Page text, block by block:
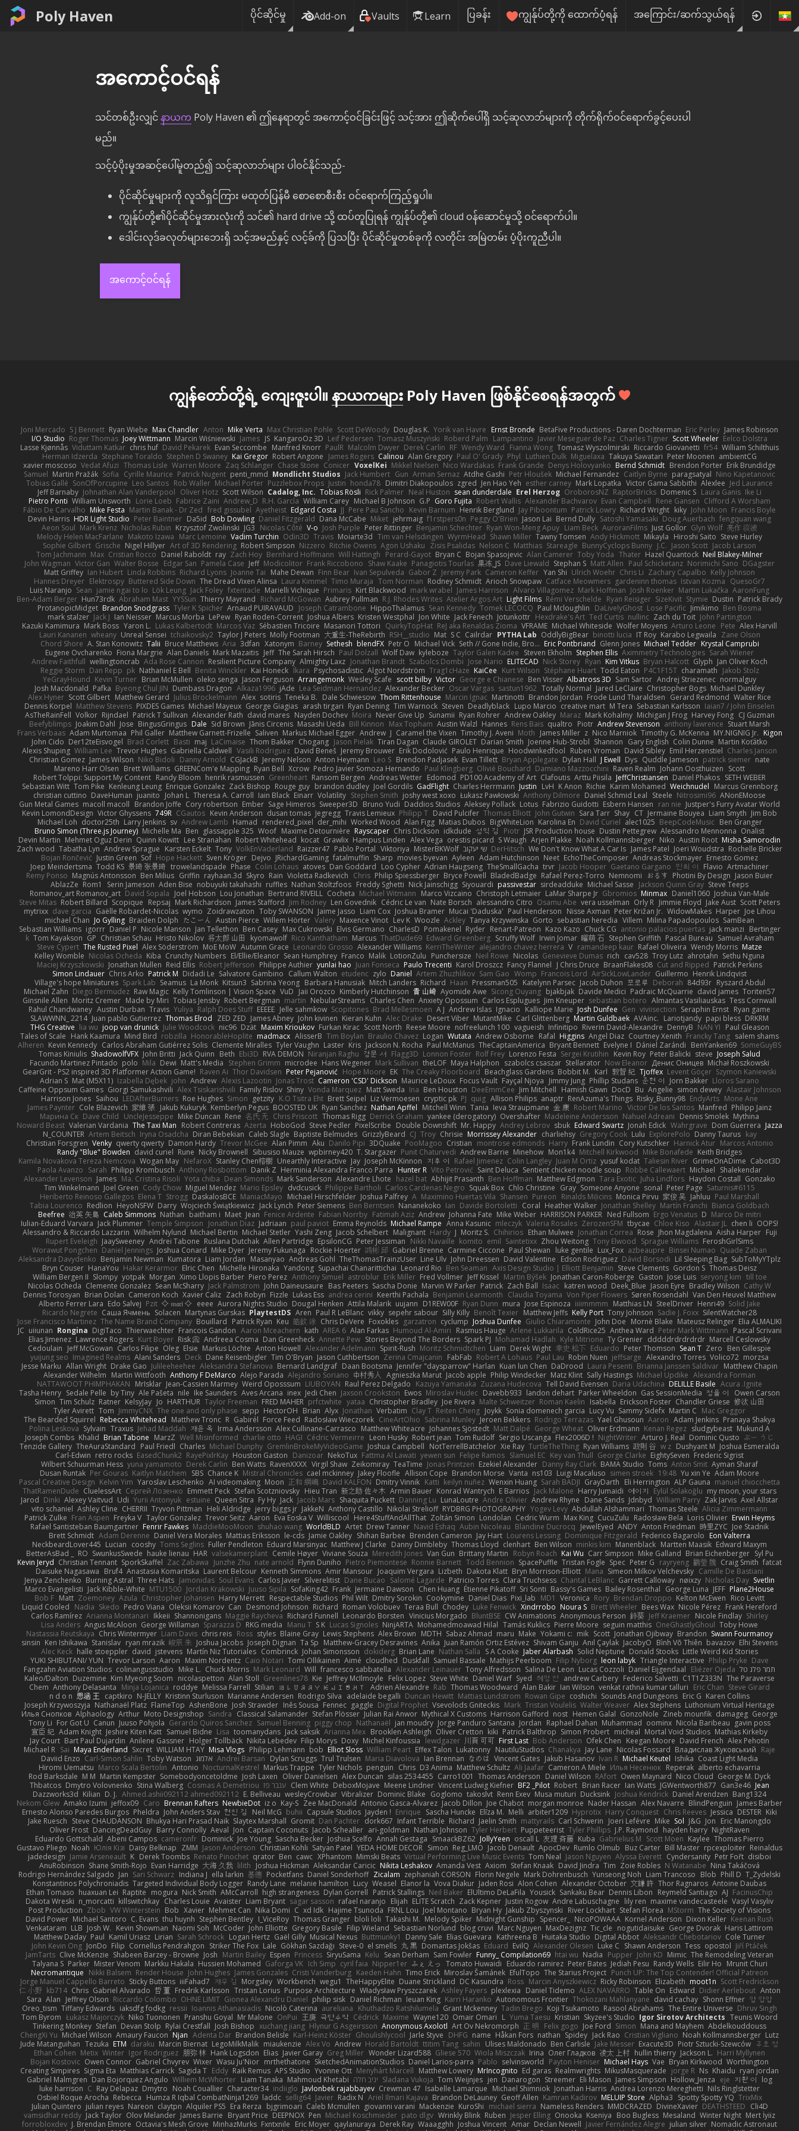
Poly Haven ပိုင်ဆိုင်မှု Add-on Vaults Learn ပြခန်း ကျွန်ုပ်တို့ကို ထောက်ပံ့ရန် အကြောင်း/ဆက်သွယ်ရန်
အကောင့်ဝင်ရန်
သင်တစ်ဦးလျှင်နာယက Poly Haven ၏ ဤနေရာတွင် အကောင့်ဝင်ခြင်းဖြင့် သင့်အား ဤဆိုက်ပေါ်ရှိ သင့်ဆုလာဘ်များကို တိုက်ရိုက်ဝင်ရောက်ခွင့်ပေးပါ
မည်။
သင့်ပံ့ပိုးမှုအဆင့်ပေါ်မူတည်၍ သင့်ဆုလာဘ်များ ပါဝင်နိုင်သည်-
ပိုင်ဆိုင်မှုများကို လူသိရှင်ကြား မထုတ်ပြန်မီ စောစောစီးစီး ဝင်ရောက်ကြည့်ရှုပါ။
ကျွန်ုပ်တို့၏ပိုင်ဆိုင်မှုအားလုံးကို သင်၏ hard drive သို့ ထပ်တူပြုရန် ကျွန်ုပ်တို့၏ cloud ဝန်ဆောင်မှုသို့ ဝင်ရောက်ပါ။
ဒေါင်းလုဒ်ခလုတ်များဘေးရှိ သင့်အမည်နှင့် လင့်ခ်ကို ပြသပြီး ပိုင်ဆိုင်မှုတစ်ခုကို လတိုင်း အမြဲတမ်း ပံ့ပိုးကူညီပါ။
အကောင့်ဝင်ရန်
ကျွန်တော်တို့ရဲ့ ကျေးဇူးပါ။ နာယကများPoly Haven ဖြစ်နိုင်စေရန်အတွက်
Joni Mercado S J Bennett Ryan Wiebe Max Chandler Anton Mike Verta Max Christian Pohle Scott DeWoody Douglas K. Yorik van Havre Ernst Bronde BetaFive Productions - Daren Dochterman Eric Perley James Robinson
I/O Studio Roger Thomas Joey Wittmann Marcin Wiśniewski James JS KangaroOz 3D Leif Pedersen Tomasz Muszyński Roberd Palm Lampantino Javier Meseguer de Paz Charles Tigner Scott Wheeler Eelco Dolstra
Lasse Kjønnås Viduttam Katkar chris huf David Pekarek Evan Seccombe Manfred Knorr PaulR Malcolm Dwyer Derek Carlin RF Wendy Ward Fianna Wong Tomasz Wyszolmirski Riccardo Giovanetti fr54 William Schilthuis
Herman Idzerda Stephane Toraldo Stephen D Swaney Kai Gregor Robert Angone James Rogers Calinou Alan Gregory Paul O' Grady Phyl Luthien Dulk Miguelaxa Takuya Sawatari Peter Moonen ambientCG
xavier moscoso Vedat Afuzi Thomas Lisle Warren Moore Zaq Schlanger Chase Stone Conicer VoxelKei Mikkel Nielsen Nico Wardakas Frank Grande Denys Holovyanko Bernd Schmidt Brendon Porter Erik Brundidge
Samuel Martin Pražák Sofia Cyrille Maurice Patrick Nugent penti_mmd Mondlicht Studios Jack Humbert Gun Arman Sernaz Atdhe Gashi Petr Hloušek Michael Fernandez Caitlyn Byrne paragsatyal Nino Kapetanovic
Tobias Gallé SonOfPorcupine Leo Santos Rob Waller Michael Porter Puzzlebox Props Justin honda78 Dimitri Diakopoulos zgred Jen Hao Yeh esther carney Mark Lopatka Victor Gama Sabbithi Alexlee Jed Laurance
Jeff Barnaby Johnathan Alan Vanderpool Oliver Hotz Scott Wilson Cadalog, Inc. Tobias Rösli Rick Palmer Neal Huston sean dunderdale Erel Herzog OroborosNZ RaptorBricks Domenic S Laura Ganis Ike Li
Pietro Ponti William Unsworth Lorie Loeb Fabrice Zaini Andrew_D R.H. García William Carey Michael B Johnson G.P Goro Fujita Robert Wallis Alexander Bachvarov Evan Campbell Rene Gansen Clifford A Worsham
Fábio De Carvalho Mike Festa Martin Banak - Dr Zed fred gissubel Ayetheist Edgard Costa JJ Pere Pau Sancho Kevin Barnum Henrik Berglund Jay Piboontum Patrick Lowry Richard Wright kiky John Moon Francis Boyle
Devin Harris HDR Light Studio Peter Baintner Da5id Bob Dowling Daniel Fitzgerald Dana McCabe Miket jehrmaig f1rstpers0n Peggy O'Brien Jason Lai Bernd Dully Satoshi Yamasaki Doug Auerbach fengquan wang
Aeon Soul Mark Krenz Nicholas Rubin Krzysztof Zwolinski JG3 Nicolas Côté V-o Josh Purple Peter Rittinger Benjamin Schechter Ryan Won-Meng Apuy Liam Beck AuroranFilms Just Gollor Glyn Wolf 亮作 淡波
Melody Helen MacFarlane Makoto Izawa Marc Lemoine Vadim Turchin Odin3D Travis Moiarte3d Tim van Helsdingen WyrmHead Shawn Miller Tawny Tomsen Andy Hickmott Mikayla Hiroshi Saito Steve Hurley
Sophie Gilbert Grische Nigel Hillyer Art of 3D Rendering Robert Simpson Nizzero Ritchie Owens Agon Ushaku Zisis Psalidas Nelson C Matthias Stareagle BunnyCyclops Bunny J.C. Jason Scott Jacob Larson
Tom Jachmann Max Cristian Rocco Daniel Raboldt ray Zach Hoy Bernhard Hoffmann Will Hattingh Perard-Gayot Bryan C Bojan Spasojevic Alan Camerer Toby Yoda Thater Hazel Quantock Neil Blakey-Milner
John Wagman Victor Gan Walter Bosse Edgar San Pamela Case Jeff Modicolitor Frank Riccobono Shaw Kaake Panagiotis Tourlas 果冻_JS Dave Liewald Stephan S Matt Allen Paul Schicketanz Norimichi Sano DGagster
Matt Griffey Ian Hubert Linda Robbins Richard Lyons Joanne Tai Mahe Dewan Finn Bear Ivan Sepulveda Gabor Z Jeremy Park Cameron Keffer Yan Shi Ulrich Woehr Chris Li Zachary Capalbo Kelly Johnson
Hannes Dreyer Elektrospy Buttered Side Down The Dread Vixen Alinsa Laura Kimmel Timo Muraja Tom Norman Rodney Schmidt Arioch Snowpaw Catface Meowmers gardeninn thomas Istvan Kozma QuesoGr7
Luis Naranjo Sean jamie ngai to lo Lök Leung Jack Foley fxtentacle Marielli Vichique Primaris Kirt Blackwood mark wrabel James Harrison Alvaro Villagomez Mark Hoffman Josh Roenker Martin Lukačka AaronFung
Ben-Adam Berger Hun73rdk Abraham Mast YYSSun Thierry Mayrand Richard McGowan Aubrey Pullman R.J. Rhodes Writes Atelier Argos Art Light Films Rémi Verschelde Ryan Reisiger SizeKivit Stymie Dustin Patrick Brady
ProtanopicMidget Brandon Snodgrass Tyler K Spicher Arnaud PUIRAVAUD Joseph Catrambone HippoThalamus Sean Kennedy Tomek LECOCQ Paul Mcloughlin DaLivelyGhost Lose Pacific Jimikimo Ben Bosma
mark stalzer Jack J Ian Neisser Marcus Morba LePew Ryan Roden-Corrent Joshua Albers Kristen Westphal Jon White Jack Fenech Jotunkottr Hexdrake's Art Ted Curtis nullinc Zach du Toit John Partington
Kazuki Kamimura Mark Boss Yaron L. Lukas Kalbertodt Marcos Vaz Sébastien Tricoire Masanori Tottori QuirkyTopHat ReJ aka Renaldas Zioma VFRAME Michael Whiteside Wolfer Moyens Arturo Leone Pete Alex Harvill
Lauri Kananen wheany Unreal Sensei tchaikovsky2 Taylor J Peters Molly Footman 大重生-TheRebirth RSH__studio Mat S C Cailrdar PYTHA Lab OddlyBigBear binotti lucia IT Roy Karabo Legwaila Zane Olson
Chord Shore A. Stan Konowitz Talii Bruce Matthews Aria 3dfan Xatonym Barney Sethesh blendFX Petr O Michael Vick Seth // Gone Indie, Bro... Eric Pontbriand Glenn Jones Michael Tedder Krystal Camprubi
Eugene Ovcharenko Fiona Margrie Alan Daniels Mark Mazaitis Jeff The Sarah Hirsch Paul Dolzall Wolf Daw kyleboze Taylor Galen Kadee Steven Ekholm Stephen Ellis Aximmetry Technologies Sarah Wiener
Andrew Faithfull wellingtoncrab Ada Rose Cannon Resilient Picture Company Almighty Laxz Jonathan Brandt Szabolcs Dombi Jose Nario ELITECAD Nick Storey Ryan Kim Vitkus Bryan Halcott Glyph Jan Oliver Koch
Reggie Storm Dan Repp pk Nathaniel E Bell Benita Winckler Kai Honeck Íkara Psychosadistic Algot Nordström Trag1cHaze KaiCee Kurt Wilson Stéphane Huart Todd Eaton P4C1F15T charamath Jakob Stolz
YeGrayHound Kevin Turner Brian McMullen oleko senga Jason Ferguson Arrangemonk Wesley Scafe scott bilby Victor George e Chianese Ben Visser Albatross 3D Sam Sartor Andrej Striezenec normalguy
Josh Macdonald Pafka Byeong Chul JIN Dumbass Dragon Alkaza1996 jAde Lea Seidman Hernandez Alexander Becker Oscar Vargas sastun1962 Totally Normal Jared LeClaire Christopher Bogs Michael Dunkley
Alex Hyner Scott Gilbert Matthew Gerard Julius Brockelmann Alex sotiris Teneka B. Dale Schwiesow Thom Rittenhouse Marcin Ignac Martinotti Brandon Jordan Frode Lund Tharaldsen Gerard Redmond Walter Rice
Dennis Korpel Matthew Stevens PIXDES Games Michael Mayeux George Giagias arash tirgari Ryan Dening Tim Warnock Steven Deadlyblack Lupo Marcio creative mart M Tera Sebastian Karlsson Iaian7 / John Einselen
AsTheRainFell Volkor Rijndael Patrick T Sullivan Alexander Rath david mares Nayden Dochev Moira Never Give Up Sunamii Ryan Rohrer Andrew Oakley Maraz Mark Kohalmy Michigan J Frog Harvey Fong CJ Guzman
Beefyblimps Joakim Dahl Jose BingusGringus Dale Sid Brown Jānis Circenis Masashi Ueda Bill Kinnon Max Topham Austin Walzl Hannes Rens Bais qualtro Piotr Andrew Stevenson anthony lawrence Stuart Marsh
Frans Verbaas Adam Murtomaa Phil Galler Matthew Garnett-Frizelle Saliven Markus Michael Egger Andrew J Caramel the Vixen Timothy J. Aveni Moth James Miller z Nico Marniok Timothy G. McKenna MY.NIGNIG Jr. Kigon
John Cido Der12teEisvogel Brad Corlett Basti maj LaCimaise Thom Bakker Chogang Jason Pielak Tiran Dagan Claude GIROLET Darian Smith Joenne Hub-Strobl Shannon Gary English Colin Dunne Martin Koťátko
Alexis Shuping William Lee Trevor Hughes Gabriella Caldwell Vasili Rodriguez David Beneš Jeremy Brouwer Erik Dodolović Paulo Henrique Hoodwinkedfool Ruben Vroman David Sibley Emil Herzenstiel Charles Janson
Christian Gomez James Wilson Niko Bidoli Danny Arnold CGJackB Jeremy Nelson Anton Heymann Leo S Brendon Padjasek Evan Tillett Bryan Applegate Dylan Hall J Ewell Dys Quddle Jameson patrick siemer nate
Mareno Harr Olsen Brett Williams GREENCom'e Mapping Ryan Bell Xcrow Pedro Javier Somoza Hernando Paul Klingberg Olivié Bouchard Damiano Mazzocchini Raven Realm Johann Oosthuizen Scott
Robert Tolppi: Support My Content Randy Bloom henrik rasmussen Greenheart Ransom Bergen Andreas Wetter Edomod PD100 Academy of Art Clafoutis Arttu Piisila JeffChristiansen Daniel Phakos SETH WEBER
Sebastian Witt Tom Pike Kenleung Leung Enrique Gonzalez Zack Bishop Rouge guy brandon dudley Joel Gordils GadFlight Charles Herrmann Justin LvH K Anon Richie Karim Mohamed Weichnudel Marcus Grennborg
christian cuttino DaveHuman juanito Johan L Theresa A. Carroll Iain Black Einarr Volatility Stephen Smith joshy west xoxo Łukasz Pawłowski Anthony Dilmore Daniel Schmid Leal Steele Nitrosimi96 ANonEMoose
Gun Metal Games macoll macoll Brandon Joffe Cory robertson Ember Sage Himeros Sweeper3D Bruno Yudi Daddios Studios Aleksey Pollack Lotus Fabrizio Guidotti Esbern Hansen ran nie Justper's Furry Avatar World
Kevin LomondDesign Victor Ghyssens 749R CGautos Kevin Anderson dusan tomas Jegregg Travis Lemieux Philipp T David Pulcifer Thomas Elliott John Gutwin Sara Tarr Shay CT Jermaine Bouyea Liam Smyth Jim Bob
Michael Loh doctor25th Larry Jenkins sv Andrew Lamb Hamad rendered_pixel der_mihi Worked Wood Alan Figg Matias Dubos BigWhiteLion Karolina En David Curiel alec1025 BeepCodeMusic Ben Granger
Bruno Simon (Three.js Journey) Michelle Ma Ben glassapple 325 Woof Maxime Detournière Rayscaper Chris Dickson idkdude 성익 김 Piotr JSR Production house Dustin Pettegrew Alessandro Mennonna Onalist
Devin Martin Mehmet Oguz Derin Quinn Kowitt Lee Stranahan Robert Whitehead kocat Grawlix Hampus Linden Alex Vega orestis picard S Waugh Arjen Plakke Noah Kollmannsberger Niko Austin Root Misha Samorodin
Zach wood Tabatha Lyn Andrew Sprague Karsten Eckelt Tony VolkEnVaderland Raizzer47 Pablo Portal Viktoriya MisterBKWolf שי יעקוב DerHitsch We Don't Know What A Car Is James Patel Joeri Woudstra Rochelle Bricker
Bojan Rončević Justin Green Sof Hope Hackett Sven Kröger Dejvo JRichardGaming fatalmuffin Sharp movies byevan Ayleen Adam Hutchinson Neet EchoTheComposer Andreas Stockmayer Ernesto Gomez
Joep Meindertsma Todd KS 景琦 张景琦 trowelandspade Phase Colin Lohaus atoves Dan Goddard Loo Cypher Adrian Haugseng TheSmallGacha trvr Jacob Hooper Gaetano Gargano 민희 이 Flavio Artmachiner
Remy Ponso Magnús Antonsson Ben Milius Griffin rayhaan.3d Skyro Rain Violetta Radkevich Chris Philip Spiessberger Bryce Powell BladedBadge Rafael Perez-Torro Nemnomi おるす Photini By Design Jason Buier
AblazZe Rom1 Serin Jameson Aden Bise nobuyuki takahashi ruffles Nathan Stoltzfoos Freddy Sghetti Nick Jainschigg Siyouardi passivestar sirdeadduke Michael Sasse Jackson Quinn Gray Steve Teeps
Romanov_art Romanov_art David Sopala Joel Hobson Lou Jonathan Bertrand RIVEILL Cocheta Michael Witmann Marco Vizcaino Christoph Letmaier LaMar Sharpe Jr Gbromios Minmax Daniel1060 Joshua Van-Male
Steve Mitas Robert Billard Scopique Repsaj Mark Richardson James Stafford Jim Rodney Len Govednik Cédric Le van Nate Borsch alessandro Citro Osamu Abe vera usselman Orly R Jimmie Floyd Jake Aust Scott Peters
mytrixx dave garcia Gaëlle Robardet-Nicolas wymo Zoidrawzaton Toby SWANSON Jaime Jasso Liam Cox Joshua Bramer Mucai 'Daduska' Paul Henderson Nisse Axman Peter Križan Jr. WidowMakes Harper Joe Lihou
michael Chan Jo Gylling Braiden Dolph たこーん Austin Pierce Willem Hörter Valery Maxence Vinot Lev K Woozle Ackley Tanya Krzywinska Gorto sebastian heredia Villem Milina Papadopoulos SamBean
Sebastian Williams igorrr Daniel P Nicole Manson Jan Tellethon Ben Casey Max Cukrowski Elvis Germano CharlesD Pomakenel Ryder Renart-Patreon Kazo Kazo Chuck CG antonio palacios puertas jack manzi Bertinger
k Tom Kayakson GP Christian Schau Hristo Nikolov 将太郎 山田 kyomawolf Rico Kanthatham Marcus ThatDude69 Edward Greenberg Scruffy Wolf Irwin Jomar 曜萌 石 Stephen Griffith Pascal Bureau Samuel Avraham
Steve Cypert The Rusted Pixel Alex Söderström MoE MoW Autumn Grace Leonardo Grosso Alexander Williams KerriTheWriter alejandro chavez herrera V ramandeep kaur Rafael Oliveira Wendy Morris Matze
Kelley Womble Nicolas Ocheda Kiba Crunchy Numbers El/Ellie/Eleanor Sean Humphrey Franco Malik LotionZulu Punchersize Neil Rowe Nicolas Genevieve Dumas rich cav528 Troy Lutz ahrotahn Sethu Nguna
Maciej Krzyszkowski Jonathan Mullen Reid Ellis Robert Jefferson Philippe Authier yunlai hao Juan Fonseca Paulo Trecenti Karol Droszcz Fancy Flannel J Chris Druce BraanFlakes08 Cut and Ripped Patrick Perkins
Simon Lindauer Chris Arko Patrick M Didadi Le Salvatore Gambino Callum Walton etudenc zylo Daniel Artem Zhuzhlikov Sam Gao Womp Francois Lord AirSickLowLander Guillermo Henrik Lindqvist
Village's hope Miniatures Spark Lab Seamus La Monk Kitsun3 Sabrina Yeong Barbara Hanusiak Mitch Landers Richard Haan Pressman505 Katelynn Parsec Jacob Duhon 포로루 Deborah 84d93r Ryszard Abdul
Michael Zahn Diego Bermudez Raw Magic Kelly Tomlinson | Vision Space VuD Jaii Orozco Kimberly Hutchinson 貴 山崎 Ayomide Awe Sicong Ouyang bjakbjak Davide Medici Padraic McQuarrie david james Toriten57
Ginsnile Allen Moritz Cremer Made by Miri Tobias Jensby Robert Bergman martin NebularStreams Charles Chen Anxiety Opossum Carlos Esplugues Jim Kneuper sebastian botero Almantas Vasiliauskas Tess Cornwall
Rahul Chandwaney Austin Durban Travis Yuliya Ralph Does Stuff EEEEE Jelle sahmkow Scopitones Brad Mellesmoen A J Andrew Islas Ignacio Kalliope Marie Josh Dunfee Gen viviisection Seraphin Ernst Ryan game
SLAWWNN_ 2214 Juan pablo Gutierrez Thomas Elrod ZED ZED James Abney John kivinen Kieran Kuhn Alec Drake Desert Viber MutantMike Carl Glittenberg Martin Guldbaek AVAinc. Lariotjandy papi bless DRKRM
THG Creative lia wu joop van drunick Julie Woodcock nic96 Dzät Maxim Krioukov Furkan Kirac Scott North Reese Moore nofreelunch 100 vagueish Infinitipo Riverin David-Alexandre DennyB NAN YI Paul Gleason
Tales of Scale Hank Kaamura Mind Bird robzilla HonorableHoplite madmacx AlisserB Tim Boylan Braulio Chavez Logan Wutata Andrew Osborne Rafal Higgins Angel Diaz Courtney Xenith Francky Tang salem shams
Alheren Kevin Kennedy Carlos Abraham Gutiérrez Solis Clemente Miralles Tyler Vaughn Laster Kris Jackson N. Rocha Paul McManus TheCaptainAmerica Bryant Bennett Evelyne I Dániel Zarándi BenYanken69 SomeGuyBS
Tomas Kiniulis ShadowolfVFX John Britti Jack Quinn Beth Ebi3D RVA DEMON Niranjan Raghu 경문 서 Flagg3D Lonnon Foster Rolf Frey Lorenzo Festa Sergei Krutihin Kevin Roy Peter Balicki steve Joseph Salud
Facundo Martinez Pintado polo Mila Dewi Matt's Media Stephen Grimm microdee Hans Wegener Mark Sullivan theLOF Maya Halphon szabolcs csaszar Stellarator Now Eleanor Денис Оницев Michał Roszkowski
GearGrit - PS2 inspired 3D Platformer Action Game! Raven Ai Thor Davidsen Peter Pejanović Hope Moore EK The Creaky Floorboard Beachglass Gardens Bobbit M. Karl 敦智 紀 Tjoffex Levent Göçer Szymon Kaniewski
Adrian S Mat (M5X11) Izabella Dębek john Andrew Alexis Lazootin Jonas Trost Cameron 'CSD' Dickson Maurice LeDoux Focus Vault Fayçal Njoya Jimmy Jung Phillip Studans 준현 이 Jorn Bakker Lloros Sarano
Caffeine Oppsum Games Giorgi Samukashvili Alex Tsiskarishvili Family Rislov Shiny Vonda Marquez Matt Sweda Ina Ben Houston DeeEmmCee Jim Mitchell Hamish Gawn DocD Bu Angelie simon dewey Alastair Johnson
Harrison Jones Saihou LEDAfterBurners Roe Hughes Simon getzity K.O Tsitra Eht Brett Seipel Liz Vermoesen cryptic pk PJ quig Allison Philips anaptr RenAzuma's Things Risky_Bunny98 EndyArts Mone Ane
James Paynter Cole Blazevich 家維 張 Jakub Kukuryk Kemberlyn Pegus BOOSTED UK Ryan Sanchez Nathan Apffel Mitchell Winn Tania Ieva Straupmane 金 康 Robert Marino Victor De los Santos Manfred Philipp Jainz
Марина Ск Dave Child UncleJesseppe Mike Duncan Rene 名氏 无 Chris Priscott Thomas Rigg Derrick Graham yankee (derogatory) Overshafter Madeleine Andersson Nahuel Adreani Dennis Smolek Mythina
Noward Beast Valerian Vardania The Taxi Man Robert Contreras Azerta HoboGod Steve Pedler PixelScribe Double Downshift Mr. Happy Andrey Lebrov sbuk Edward Swartz Jonah Edick Wahrgrave Dom Guerrera Jazza
N_COUNTER Artem Beitsch Iryna Osadcha Diran Bebekian Caleb Slagle Baptiste Belmudes GrizzlyBeard CJ Troy Chrisie Morrissey Alexander charliehsy Gregory Cook Lulu ExplorePolo Danny Taurus kay
Christian Forsgren Venky qwerty qwerty Damon Hardy Trevor McGee Alan Pimm Aku Danilo Pipi 3DQuake PooMagoo Cristian montrose edmonds Harry Frank Lundin Cory Kutschker Harnick Atur Marcos Antonio
Randy "Blue" Bowden david curiel Rune Nicky Brownell Sibusiso Mauze wpbirney420 T. Stargazer Punit Chaturvedi Andrew Barrie Minehow Mon1k4 Mitchell Kirkwood Mike Bonafede Keith Bridges
Kamila Novakova Tereza Nemcova Wogan May NefaroX Stanley Chen榕樹 Unearthly Interactive Jay Joseph McKinnon 지후 이 Rafael Jimenez Colin Langley Juan M Ortiz yusuf kodat Taliesin River GrimeOnADime Cabot3D
Paola Avanzo Sarah Philipp Krombusch Anthony Rosbottom Danik Z Herminia Alexandra Franco Parra Hunter R Vito Petrović Saint Deluca Sentient chicken noodle soup Robbe Callewaert Michael Shalekendar
Alexander Levenson James Ma. Cristina Risoli Yota chiba Dean Simonds Mark Sanderson Alexandre Lhote hazel bat Abhijit Prasanth Ben Hoffman Matthew Edgmon Tara Exotic Juha Lindfors Haydon Costall Gonzako
Tim Winkelmann Joel Green Cody Chow Miguel Mendez Mario Epsley dvdcusick Philippe Bartholi Carlos Cardenas Negro Squak Box Chlo Christine Gray Someone Anyone sonal Peter Page Saturnis#6115
Heriberto Reinoso Gallegos Elena T Strogg DaskalosBCE ManiacMayo Michael Hirschfelder Joshua Palfrey A Maximino Huertas Vila Shansen Pureon Rinalds Miļicins Monica Pirvu 家俊 吴 Jahluu Paul Marshall
Tabia Lourenco Redlion HeyoNSFW Darry Wojciech Świątkiewicz Jack Lynch Peter Siemens Ben Berntsen Nananekoko Ian Davide Bortoletti Coral Heather Walker Jonathan Shelley Martín Franchi Bianca Goldbach
Beefree 治英 矢島 Caleb Simmons Nathan baitham i Maet Jean Fenice Ardente Fabian Norrby Fatimah Aziz Andrew Johanna Fate Mike Weber HARRISON PARKER Ned Fullsom Ergo Venatus D Marco De mitri
Iulian-Eduard Varvara Jack Plummer Temple Simpson Jonathan Diaz Jadriaan paul paviot Emma Reynolds Michael Rampe Anna Kasunic mleczyk Valeria Rosales ZerozenSFM tbycae Chloe Kiso Alastair JL chen li OOPS!
Alessandro & Riccardo Lazzarin Wilhelm Nylund Michael Bertin Michael Stetler Yashi Zeng Jacob Schelbert Malignant Hardy J Moritz S. Chihirios Ethan Mulwee Jonathan Correa Rose Jhon Magdalena Aisha Harper Fuji
Rupert Eveleigh JaaySweeney Andrei Tabone Ruslana Dutchak Allen Partridge EpsilonCG Peter Jessiman Nikki Navaille komito emil Saintetixx Zhou Weitong Tony Elwood Sprague Williams FeroshGirlSims
Worawut Pongchen Daniel Jennings Joshua Conard Mike Dyer Jeremy Fukunaga Rockie Hoerter 鸿彬 邱 Gabriel Brenne Carmine Ciccone Paul Shewan luke gentile Lux_Fox azbeaupre Binsei Numao Quade Zaban
Aleksandra Davydenko Benjamin Newman Kumatora Liam Jordan Masanyao Andreas Gohl TheThomasTrainzUser Line Ulv John Dreessen David Valentine Edson Rodriguez Dávid Borsodi Lil Sleeping Bag SubToMyYTplz
Bryn Couser HanaYou Hakar Kerarmor Elric Chen Michelle Hironaka Yandong Supachai Chanarittichai Leonard Rio Ben Seaman Axis Design Studio | Elliott Benjamin Steve Clements Gordon S Thomas Deisz
William Bergen II Slompy yotpak Morgan Ximo Llopis Barber Piero Perez Anthony Simuel astroblur Erik Miller Fred Vollmer Jeff Kissel Martin Býšek Jonathan Caron-Roberge Gaston Jose Luis seryong kim till toe
Nicolas Ocheda Clemente Gonzalez Sean McSharry Jack Palmstrom John Daineusaure Bas Peeters Sascha Donie Marvin W Parker Patrick Zach Ball Isaac katren wood Deek_Blue Jason Eyre Bradley Wilson Cathy W
Dennis Torosyan Brian Dolan Cameron Koch Xavier Caliz Zach Robyn Fizzle Lukas Ess andrea cerini Keerthi Pachala Benjamin Learmonth Claudia Toyama Von Piper Flowers Søren Rosendahl Van Den Heuvel Matthew
Alberto Ferrer Lara Edo Salvej Pzit ✧ 𝔪𝔞𝔯𝔦 ✧ eeee Aurora Nights Studio Dougal Henken Attila Malarik uujann D1REW00F Ryan Dunn mura Jose Espinoza iiiimmmm Matthias LN SteelDriver Henri49 Solid Jake
Ricardo Negrete Саша Ячмень Solacen Martynas Gurskas PlaytestDS Aren Paul R LeBlanc vikky sepehr sabour Silly Killy Benoît Texier Matthew Jeffs Kelly Port Tony Johnson Sadie J. Foxx SilentWatcher28
Jose Francisco Martinez The Name Brand Company Bouillard Patrick Ryan Keu 皓欽 涂 Chris DeVere Foxokles garzatron cyclump Joshua Dunfee Giulio Chiaramonte John Doe Mornè Blake Mateusz Relinger Elia ALMALIKI
JC uiiunan Rongina DigiTaco Thierwaechter Francois Gandon Aaron Mceachern kath AREA 6 Alan Farkas Humoud Al-Amiri Rasmus Hauge Arlene Lukkarila ColdRice25 Anthea Ward Peter Mark Wittmann Pascal Scrivani
Elias Jimenez Lawrence Rogers Kurt Boyer Risk 📀 Andreea Cosma Dan Greenheck Annette Pew Stories Beyond The Borders Spark PJ Mohamad Hadlah Kyle Mitrione Ty Grenier dddddrdrdrdrdr Marcell Ceslowsky
Cedoulain Jeff McGowan Carlos Filipe Oleg Elsie Markus Löchte Anton Howell Alexander Adelmann Spirit-Rush Moritz Schmidtchen Liam Derek Wight 幸史 松下 Eduardo Peter Thomson Sean T Zero Ben Gillespie
yuijung seo Imagined Realms Alani Sanders Deck Dane Reisenbigler Tim O'Bryan Jason Cuthbertson Zerina Cmajcanin FabFab Robert A Lohaus Paul Lau Robin Nuen jeffsarge Alexandro Torres Volico72 morzsa
Jesse Marku Allan Wright Drake Gao Julileeheehee Aleksandra Stefanova Bernard Landgraf Daan Bootsma Jennifer "daysparrow" Harlan Kuan lun Chen DaDrood Laura Pesenti Brianna Janssen Saldivar Matthew Chapin
Alexander Wilhelm Martin Wittfooth Anthony F DeMarco Alejo Parada Alejandro Soriano 中村秀人 Agnieszka Marut Jacob apple Philip Windecker Matz Klint Sally Hastings Michael Updike Alexandra Forman
NATTAWOOT PHIMPHAKAN MrIsklar Jean-Cassien Marmey Weird Oposssum LIUBOYAN Raul Perez Delgado Kazuya Yamanaka Zuzana Hudecova Tell David Evensen Daria Udachina DELILLE Basile Acura .Ignite
Tasha Henry Sedale Pelle by Tiny Ale Pašeta nile Ike Saunders Aves Arcana inex Jedi Chen Jaxson Crookston Ewos Miroslav Hudec Davebb933 landon dehart Parker Wheeldon Gas SessionMedia 정율 이
Owen Carson
Simon Tim Schulz Ratner KelsyJay Jo HARTHUR Taylor Freeman FRED MAHER prfctwhite yataa Christopher Bradley Joe Rivera Malte Schweitzer Roman Kaelin Isabella Erickson Foster Chandler Griese 修汰 山田
Tyler Avirett Tom JimmyCNX The one and only phase sepp HectorOH Brian Alyx Jonathan Verbatim Clay T Reiten Cheng Joykk Sonia domenech garcia Lucy Vu Sammy Sidefx Martin C Mac Greggor
The Bearded Squirrel Rebecca Whitehead Matthew Tronc R Gabirél Force Feed Radosław Wieczorek CineArtOhio Sabrina Munley Jeroen Bekkers Rodrigo Terrazas Yael Ghusoun Aaron Adam Jenkins Pranaya Shakya
Polina Leskova Sylvain Traxus Jehad Maddah 재윤 옥 Irma Andersson Alex Cullinane-Carrasco Matthew Whiteacre Johannes Sjöstedt Matt Dalpé George Wheat Oliver Erdmann Kenan Regez sludgybeast Mukund A
Joseph Combs Khalid Brian Tabone MarzZ Well Misinformed charlie otto HAGI Cédric Vermeirre Leon Husky Robert jean Tom Rudolf Sergio Uscanga Flex2006D ! NightWriter Arturo J. Real Dominic Qusto ぶー うじ
Tenzide Gallery TheAuraStandard Paul Friedl Charles Michael Dunphy GremlinBrokeMyVideoGame Joshua Campbell NotTerrellBatchelor Xie Ray TurtleTheThing Ryan Williams 政則 谷 w z Dushyant M Joshua Esmeralda
Carl-Edwin retro rocks EasedChunk2 RayePixlrKay Houston Gaston Danizoar NekoTux Fattma Al Lawati yewen sun Felipe Ramos Slamuel EC Key van Thull George Clarke EightySeven Frederic Sigrist
Wilbert Schuurman Hess yuna yamamoto Derek Carlin Ben Watts RavenXXXX Virgil Shaw Zeikomiray TeaTime Jonas Printzen Ezekiel Alexander Danny Ray Clark BAMA Studio Toms Anton Smit Ayman Sharaf
Dusan Runtak Per Gouras Kaitlyn Matchem SBS Chance K Mistral Chronicles cael mckinney Jakey Floofle Allison Cope Brandon Morse Vanta ns103 Luigi Macaluso simen stroek 19:48 Yu xin Ye Adam Moore
Pascal Creative Design Kelvin Yim Yaroslav Leschenko AI videomaking Moon 正和 綱嶋 David KALFON Dmitry Vinnik Katti keilyn nuñez Wenxin Huang Sarah BADJI GrayDarth Eli Herrington ALP Gauna manuel chiocchetta
ThatRamenDude CluelessArt Cергей Лозенко Emmett Peck Stefan Scotzniovsky Hieu Tran 新之助 佐々木 Armin Bauer Konrad Wantrych E Barrios Jack Malone Harry Jumaidi 에이지 Eylül Solakoğlu my moon, your stars
Jarod Dinki Alexey Vaitvud Udi Yurii Antonyuk estuine Queen Sitra Fy Hy Jack Jacob Mars Shaquita Puckett Danning Lu LunaLoutre Andre Olivier Andrew Rhyne Dane Sands Jdnbyd William Parry Zak Jarvis Axel Allstar
vito schaniel Ashley Cline CHERRII Tryvon Pittman Heli Aldridge jerry biggs jr JakkeN Anthony Castillo Nikolai Strelioff RYDBRG PHOTOGRAPHY Yogev Levy Abdullah Alshammari Thomas Steele Alicia Zimmermann
Patrick Zulke Fran Aspen Freyka V Taylor Gonzalez Trevor Seitz Aaron Eva Eoska V Williscool Here4StuffAndAllThat Zoltán Simon Londolan Cedric Wurm Max King CucuZulu Radosław Bela Loris Olivier Erwin Heyms
Rafael Santisteban Baumgartner Fenrir Fawkes MaddieMooMoon shuhao wang WorldBLD Artet Drew Tanner Navid Eshaq Aubin Nicoleau Blandine Ducrocq JewelEyed ANDY Anton Friedman 時里ZYC Joe Stadnik
Brett Schmidt Adam Derenne Daniel Vera Morales Mattias Eriksson le-cds Jamie Oakley Shihan Barbee Brenden Cameron Jay Hart Lourens Lessing Dominique Fitzgerald Federico Bagarolo Eon Valterra
NeckbeardLover445 Lucian cooshy Toms Seglins Fuller Pendleton Eduard Marsinyac Matthew J Clarke Danny Dimbleby Thomas Lloyd clenhart Ben Wilson minkis kim Manenblack Martten Maasik Edward Maxym
BetterAsBad _
RO SwunkusSwede hauke lienau HAR valsekamerplant Cemile Høyer Viviane Souza Meredith Jones Van Gun Brittany Martin Robyn Roach Kai Wu Carr Simpson Mike Galland Brian Eichenberger Syl Pu
Kevin Jeryd Christian Tennant SporkSkaffel Zac Zabawa Junzhe Zhu nate arnold Flynn Duniho Pietro Piemontese Ronnie Barnett Todd Bennion SpacePuffle Tristan Fogle Spec Peter G rayryeng 鸝瑩 魏 Craig Smith fatcat
Daisuke Nagasawa Bruf4 Anastasia Komaritska Laurent Belcour Kenneth Simmons Amir Mansour Joaquim Vergara Lizbeth Dakota Klatt Bryn Morrison-Elliott Mana Simeon Milkov Velchevsky Camille De Bastiani
Jenya Zenchenko Burning Astral Three Hats Jamonidas Soul Evans Carlos Javier Silverelitist Dane Bucao Salomé Lagarde Patricio Torres Clara Truchsess Chantal LeBlanc Garrett Calloway nøixzy Nicholas Day Svetlin
Marco Evangelisti Jack Kibble-White MTU1500 Jordan Krakowski Juuso Sipilä SofaKing42 Frank Jermaine Dawson Chen Huang Étienne Pikatoff Sri Sonti Bassy's Games Bailey Rosenthal George Luna JEFF Plane2House
Bob F Matt Zoemoney Azula Christopher Johansen Harry Merrett Respectable Studios Phil Wilt Dmitry Sorokin Cookymine Daniel Dias Pixi_lab MD1 Veronica Rory Brendan Droppo Kelton McEwen Rico Levitt
Liquid Cooled Nadia Skedo Pedro Viana Oleksii Komarov Can Desmond Johnson Richard Roman Volobuev Teraa Bull Chodey Luke Fenwick Xindrrobo Noura S Brett Wheeler Bees Wax Nicole Pérez Frank Hereford
Carlos Ramírez Arianna Montanari Ikkeii Shannonigans Maggie Raycheva Richard Funnell Leonardo Borsten Vinicius Morgado BluntBSE CW Animations Anonymous Person 鈴葵 Jeff Kraemer Nicole Findlay Shirley
Lisa Anders Angus McAloon George Willaman Sparazza D RKG media Manu T S K Lucas Signoles NinjARTA Mohamedmoawad Hilal Tamás Kuklics Pierre Moore seguin matthis OneGhastlyGhoul Toby Howe
Nastassia Reutskaya Chris Wintermyer Liam Davis chris reis Ross styles Blaine Gray Lewis Stephens Alex Brown MDTH Sabaz Ahmad maru Make Yokami c: mik Scott Jonathan Ojibway Brandon Swann Fourmanoy
sinsin Ken Ishikawa Stanislav ryan mrazik 峻辰 朱 Joshua Jacobs Joseph Dignan Ta Sp Matthew-Gracey Desravines Anika Juan Ramón Ortiz Estévez Shivam Ganju Anıl Çaylak JacobyO Bình Võ Thiên bavazov Elhi Stevens
Alec Keck halle stoeppler david jstevens Martín Niz Tutoriales Combrinck Johan Simonsson dokiderg Brian Lane Nathan Salla S A Cooke Jaber Alarbash Solid Neptune Donald Stooks Little Weird Kid Stories
YUKI SHIBUTANI/ YUN Trevor Larson Aaron Maxim Nordentz Caio Notari Tomi Ollikainen Aimé cloudhed Duskfall Samuel Bassale Mathijs Peerboom Filip Nyborg leon labyk Triangle Interactive Philip Pryke Dave
Fangzahn Aviation Studios colinangusstudio Mike L. Chuck Morris Mark Leonard Will francesco sabbatella Alexander Leinauer Tony Alfredsson Salina De Leon Lucas Cozzoli Daniel Eijgendaal Eliézer Ojeda תמר פלג טל
Kaleo/Dalton Duzemine Kim Myeong Soom nicolaspetton Alan Stoll Greenlines78 Kie Jeffrey McIlmoyle Felix Lopez Steve White Daniel Warf Syed 혜영 전 andrew Carbery Federico Salvetti C1T1Z333N The Paraverse
Chem Anthony Delasanta Minja Lojanica roddye Melissa Farrell Stilian ꌃ꒒ꀎꋪꋪꌩ ꀘꈤꀤꁅꃅ꓄ Adrien Alexandre Rab Thomas Woodward Alan Bakir Ian Wilson venkat rathna kumar talluri Eric Chan Steve Girard
n d o n 思涵 王 captkiro N-JELLY Kristinn Sturluson Marianne Andersen Rodrigo Silva adelaide begalli Duncan Hewitt Mattias Lundstrom Rowan Gipe coshichi Sounds And Dungeons Eric G Karen Collins
Joseph Krzywoszyja Nathanaël Platz FlameTop AshenBone Josh Strawder Inês Sousa Fennec gaggle Digital Prophet Vsevolods Gniteckis Mark Tristan Voulelis Walter Weaver Alex Stephens Luthonium Virtual Heritage
Илья Снопков Alphaology Arthur Moto Designshop Sandra Classical Salamander Stefan Plösser Julian Rai Anwor Mythical X Customs Harrison Gafford nost Hemen Galal GonzoNole Zineb mounfik damageg George
Tony Li For Got U Canun Juuso Pohjola Gerardo Quiros Sanchez Samuel Benning piggy chop Nathanaël jan moudry Jorge Panduro Santana Jordan Raphael Dahan Muhammad oominx Nicola Baribeau gavin poss
宣臣 紀 Adam Knight Jeshire Kiten Katt Samuel Bidne Lisa toomanydans Jack saksik Arianna Mex Brooklen Ashleigh Oliver Cretton kiki Patrick Balthrop Simon Probert micheal Mortal Void Studios Mathias Kirkeby
Jay Court Bart Paul Dujardin Anilene Gassner Holger Tollbäck Nikita Lebedev Filip Morys Doxy Michel Kinfoussia lewdgazer 川頁 可可 First Last Bob Anderson Ofek Chen Keegan Moore David French Alex Pehotin
Michael R Sai Maya Enderland Sxcret WILLIAM HTAY Misa Vlogs Philipp Lehmann bob Elliot Sloss William Peart Effex Talon Lukatonny NautiluStudios Chanakya Jay Lane Nicolas Fossard Владислав Жуковський Raje
Daviid Enzo Carl-Simon Sahlin Toby Watson אלמוג Andrei Barsan Dylan Scruggs Trul Trulsen Maria Diavolova Ian Brennan なのは Vincent Gates Jakub Hasanov Ivan R Michael Keutel Ishika Coast Light Media
Hiromi Uematsu Marco Scala Bertolin Antonio NocturnalKestrel Markus Trappe Tyler Nichols penguin Chris D3 Anima Matthew Schultz Ali Jaafar Cameron A Miele Илья Несенюк Reperak alberto echavarria
Rod Barksdale M M Martin Kempster Somebodyoncetoldme Josh Laxen Oliver Danielsen Alex Duncan silas 2534455 Carro1001 Thomas Anderson Daniel Wilson RAfort Owen Maynard Nico Cloud George M. Dyck
Thbatcos Dmytro Volovnenko Stina Walberg Cosmas A Demetriou ענבר פז Clem White DeboxMojave Meene Lindner Vincent Ludwig Kiefner BF2 _Pilot Robert Brian Racer Ian Watts JGWentworth877 Gan3e46 Jean
Dazzworks3d Kilian D. J. Ahmed.ashii092112 ahmed092112 E. Belliveau wesleyCrowbar Vibralizer Dominic Blake Goglomo takoslvt Renn Exev Musa muturi Ducksink Joshua Kendrick Daniel Arendzen Bang1324
Nekom Glew Amako Izumi jeffox09 Caro Brennan Rafters NewbieDot iz o Kay-S Zee MacDonald Antonio Gasca-Alvarez Jacob Dillon Joe Chabot morgan monroe Nader Hassan Alex Navarre BlindPenguin James Barber
Ernesto Alonso Paredes Burgos Pheldra John Anders Stav 현진 김 Neil McG buhii Capsule Studios Jayden ! Enrique Sascha Huncke Elīza M. Melli arbiter1209 Hyprotix Harry Conquest Chris Reeves Jessica DESTER Kiki
Jake Ruesch Steve CHAUDANSON Bhukya Hari Prasad Naik Slaytex Marshall Gromit Dan Pachter dork667 Infant Terrible Richard Jaelin Smith mattyrails Carl Schwerin Joeri Lefévre Mike Sol J&G Jon Eric Manongdo
Oliver Frost DancingDeadGuy Barry Connolly Aeval Jon Captain Coconuts Jacob Schealler ari-goldman Nathan Johnson Tyler Herbert Puppeteerist Tyler Phillips J.P. Raymond hayden harry NightRaven
Eduardo Gottschald Abeni Campos cameronfr Dominick Joe Young Sascha Becker Joshua Scelfo Annah Gestaga SmaackBZ62 JollyYeen oscall L 友理 斉藤 Kuba Gabrielius M Scott Moen Kaylee Thomas Pierro
Gustavo Pliego Noah Юлія Кізі Daisy Belknap ZMM Jason Anderson Christian Kohli Satyan Patel YEDA HOME DECOR Simon Reg_LMO Jacob Denault ApocDev Rumlo Olmub Buz Carter Bill Master rpcexploiter Reinaldus
jadedesign Jamie Arseneault K Derek Toombs Renato Pinochet qrator Ben cawc XPhantom Mimski Beats Virtual Performing Live Music Events Tom Neal Jason Nguyen Alyssa Everett Cyndersanity Petr Fořt disiboi
AnuRobinson Shane Smith-Rojo Evan Harridge 大海 久我 lilith Joshua Hickman Aleksandar Caricic Nikita Leshakov Amanda Vest Axiom Stefan Knaak David Jindra Tim Zoie Robles N Watanabe Nina Takáčová
Rodrigo Hernández Salgado Jan Sari Schwarz Indiana J ella larkin 基德 Pocketfans Daniel Sonderhoff Zicalam zephaniah CORSON Florin Negele Mark Dohrenbusch Yunseong Noh Liam Trancoso Blob Phill D T_Zydelski
Konstantinos Polychroniadis Targeted Individual Body Logger Randy Lane melanie hamilton Lucy Weasel Elanor la Vova Diakur Jaden Rosi Alon Cohen Alexander October 文謙 許 Thor Ragnaros Antoine Daubas
Ethan Tomaso huaxuan Lei Raptite mogura Nick Smith AMcCarroll high strangeness Dylan Gorrell Patrick Stallings Neil Baker ElUltimo DeLaFila Yousick Sankaku Bear Dennis Libon Reymeld Santiago AJ FacinusChip
Dakota Wreski n_morcatti killswitchkay Charles Louie Avaister Liam Bryant sagar sasson rafael naranjo Elijah ELITE Scratch Zack Kepner Justin Rogow Andre Labuschagne lily ren maxime vandecasteele Vasyl Vasyliv
Post Production Zbob VW Winterstein Bob Xavier Mehmet Can Nika Domi C xd Idk Hajime Tsunoda FRNL Lou Joel Montano Bryan Hy Jakub Zbyszynski River Lockhart Stefan Florea MStorm The Society of Visions
David Power Michael Santoro C. Evans thu huynh Stephen Bentley I_ViceRoy Thomas Granger bloli loli Takashi M. Melody Spiker Midnight Gunship Spencer_ NicoPOWAAA Kornel Anderson Dixon Keller Keenan Rush
Venkataram LLB Josh W. Kevin Showman Naomi Soh McCoder John Elliotte Gregory Basile Filip Wieland Sebastian Norlund blog cruvi Marc Nguyen MaxDezignz Tic_cle nogutidaisuke George Dvorak Haris Lattirom
Matthew Daday Paul Kamil Uriasz Lirian Sarah Schrock Logan Hertz Gaël Gilly Musical Nexus Buttmunky1 Danny Sale Elias Guevara Kathreena B Huitaka Studio Digital Abbot Aleksandr Chebotariov Cole Turner
John Kevin Ong JonDo Filip Cornellus Pendrahgon Striker The Fox Lale Gökhan Sazdağı Steve-0 el smells 丸 黒 Domantas Jokšas Eduard EvilQ Alexander Olesen Luke C Shawn Anderson Tess opostol Jiří Ptáček
JamTarts Clive McKenzie Shabeen Barzey - Browne Josh Martin Bailey Espen Princess SiryuSama Kelu Sean Derham Sam Fowler Funny_ Compilation69 htai wu Nadia Pupper John KD Mimic The Remodeling Veteran
Talyana S Parker Mister Venom Markku Hakala Hussien Mohamed Gaforga VK Ich Simp cyril faia Nipper1er ふぇ えっ Tomato Huwaidi Eduardo ramirez Peter Bates Jediah Pesu Randy Wells Eilir Ho Mrunit Churi
Necromantique Nikki Balsem Render House John Hughes James Gonzales Cristi Vanderburg Kaeden Hahn Timo Erick Miroslav Šamánek EfulTopo The Starius Project Punch UP: The Top Contender! Official Patreon
Jorge Manuel Cappello Barreto Sticky Buttons iiiFahad7 재우 김 Morgsley Workbench wegu1 TheHappyElite Duane Strickland DC Kasundra Ross Marcin Anyszkiewicz Ricky Robinson Elizabeth moot1n Scott Fredrickson
仁 小野 kb714 Chris Gabriel Alvarado 哲 董 Fredrik Karlsson Tristan Lorius Purpose Architecture Władysław Pryszczarek Ashley Fayers plexlexia Daniel Tidemo ALEX NAVARRO Table On Edward Didier Aerlebout Anton
Sara Alan Jeffrey Olson Riccardo Colombo OHNE LIMIT Gionea Alexandru Daniel philip sisk Daniel Richman Ieuan King Karri Haranko Autonomous Frontier Thokozani Mahlanyane david cachay Shonn Effner 얍 얍얍
Oreo_tism Tiffany Edwards iaksdfg fodkg ressii Ioannis Athanasiadis Nicolò Caterina aureliana Khuthadzo Ratshilumela Grant Mckenney Tadin Brego Koji Tsukamoto Rasool Abrahams The Entire Universe Dhruv Singh
Tom Byrom Łukasz Majorczyk Niko Tuononen Pranshu Goyal Mr Malone OnPui 王庚 극단수작 Cédrick Maxime Wayne120 Omair Omari L Yuma Taesu Kristian Skyzee's Studio Igor Sirotov Architects Teunis Woord
Tinkering Monkey Stefan Devan Stolp Rylai Crestfall Josh Bishop xuchang jiang Hlynur G Asgeirsson Anonymous Axolotl Art Ov Nekromorph 正 明 Felix gogo Joe Ford Simon Mana and Mayhem Abdelkouddouss
ChengXi Yu Michael Wilson Amaury Faucon Njan Adenta Dar Brandon Belisle Karl-Heinz Köster Ghoulishlycool Jarle Styve DHFG name Håkan Fors nathan Spidey Jack Rao Cristian Vigliano Noah Kollmannsberger Lutz
Jude Matanguihan Tezuka ETM daraku Marcin Biernat LegoMilkMalik miaukenzie Alex Vo Andrew Horald Bartoldt ttitim Tang sahin Ulises Maldonado Ben Carlisle Jake Messer Exacute3D Piotr Sztucki-Szewców 주호 정
Ethan Cohen Metix Winter Igor Rodriguez 朋弥 林 Hank Logsdon Elias Javier Garay Greg Miller Wonder Lizard588 Gliese 570 Wiola Miszczak Irina Олег Гладков 凌太 上村 hullin thierry Jackson L. Harri Myllynen
Bojan Kostovic Owen Connor Gabriel Chvyrev Wixer Wasu Ju'Nior mrthethatone SketchedAnimationStudios Daniel Larios-parra Pablo selvinsworld Payton Heniser Michael Hays Vae Bryan Kirkwood Worthington
Creating Simpires Sigma Eta Matthias Carrick Sagida T Eddy Raik Remus APS Studio Yvonne Ott Menyhárt Marcell Matthew Lowery MrIncognito Ed garas Realmwrights MikusMasquerade jorge R Ns Khaidu ryan jordan
Gabriel Malmgren Dan Bojorquez Angulo Williem McWhorter Liam Tanaka Mahmoud Khetabi יניב חלה Sladana Vukoja Tom Weijnjes jen Danarogon Streemer Eli Mason James Simpson Hollow_Jenza eje 지환 이 log
luke harrison C Ray Delapaz Dmytro Noah Couallier Character34 indiiglo Javlonbek rajabbayev Crewman 47 Isabelle Lamarque Michael Shimniok Jonathan Harris Andrea Lorenzo Mereghetti Nils Ringlstetter
Osbiel Roque Arocha Rebecca Humza R Iqbal CombatNinja1269 laddc sellig64 Javier Radix N Ariel Ilmari Kajava Brandon DeLauney Geoff Allen Kamran Kadirov MELUIP Store Alpha3 Spotty Spotty YQ TrixMix
Julian Quintero julian reyes Nareon claytpn Alquiler PS5 Era Rerza bjgrimoari Caleb Mcmullen giovanni varani Mackenzie KuroShi michael sierra Nameless Renders MMDCRAZED DivineXavier DEATHSTEED Cli4D
vamsidhar reddy Jack Taylor Olov Melander James Barrie Bryant Price DEEPNOX Pen Michael Koschmieder pato dlgv Wrinkly Blink Ruben Jesper Elling Onooka Kseniya Boo Bugless Mesaland Winter Night Mert İyiiz
forrobloxdev J. Brendan Elmore Octavia's Mesh Grove MinhazMurks Fxntxnile Eric Moyer qaylanuraya Derek Ray Waaagghh Joshua Vincent Amar Declan Newell Javier Fernández Alegre julian silver Nomadic Astronaut